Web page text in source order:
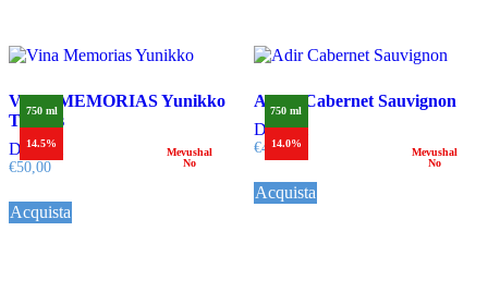
750 ml
14.5%
Mevushal
No
VINA MEMORIAS Yunikko
Tinajas
Dettagli
€50,00
Acquista
750 ml
14.0%
Mevushal
No
ADIR Cabernet Sauvignon
Dettagli
€40,00
Acquista